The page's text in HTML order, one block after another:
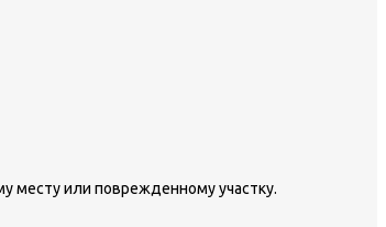
месту или поврежденному участку.